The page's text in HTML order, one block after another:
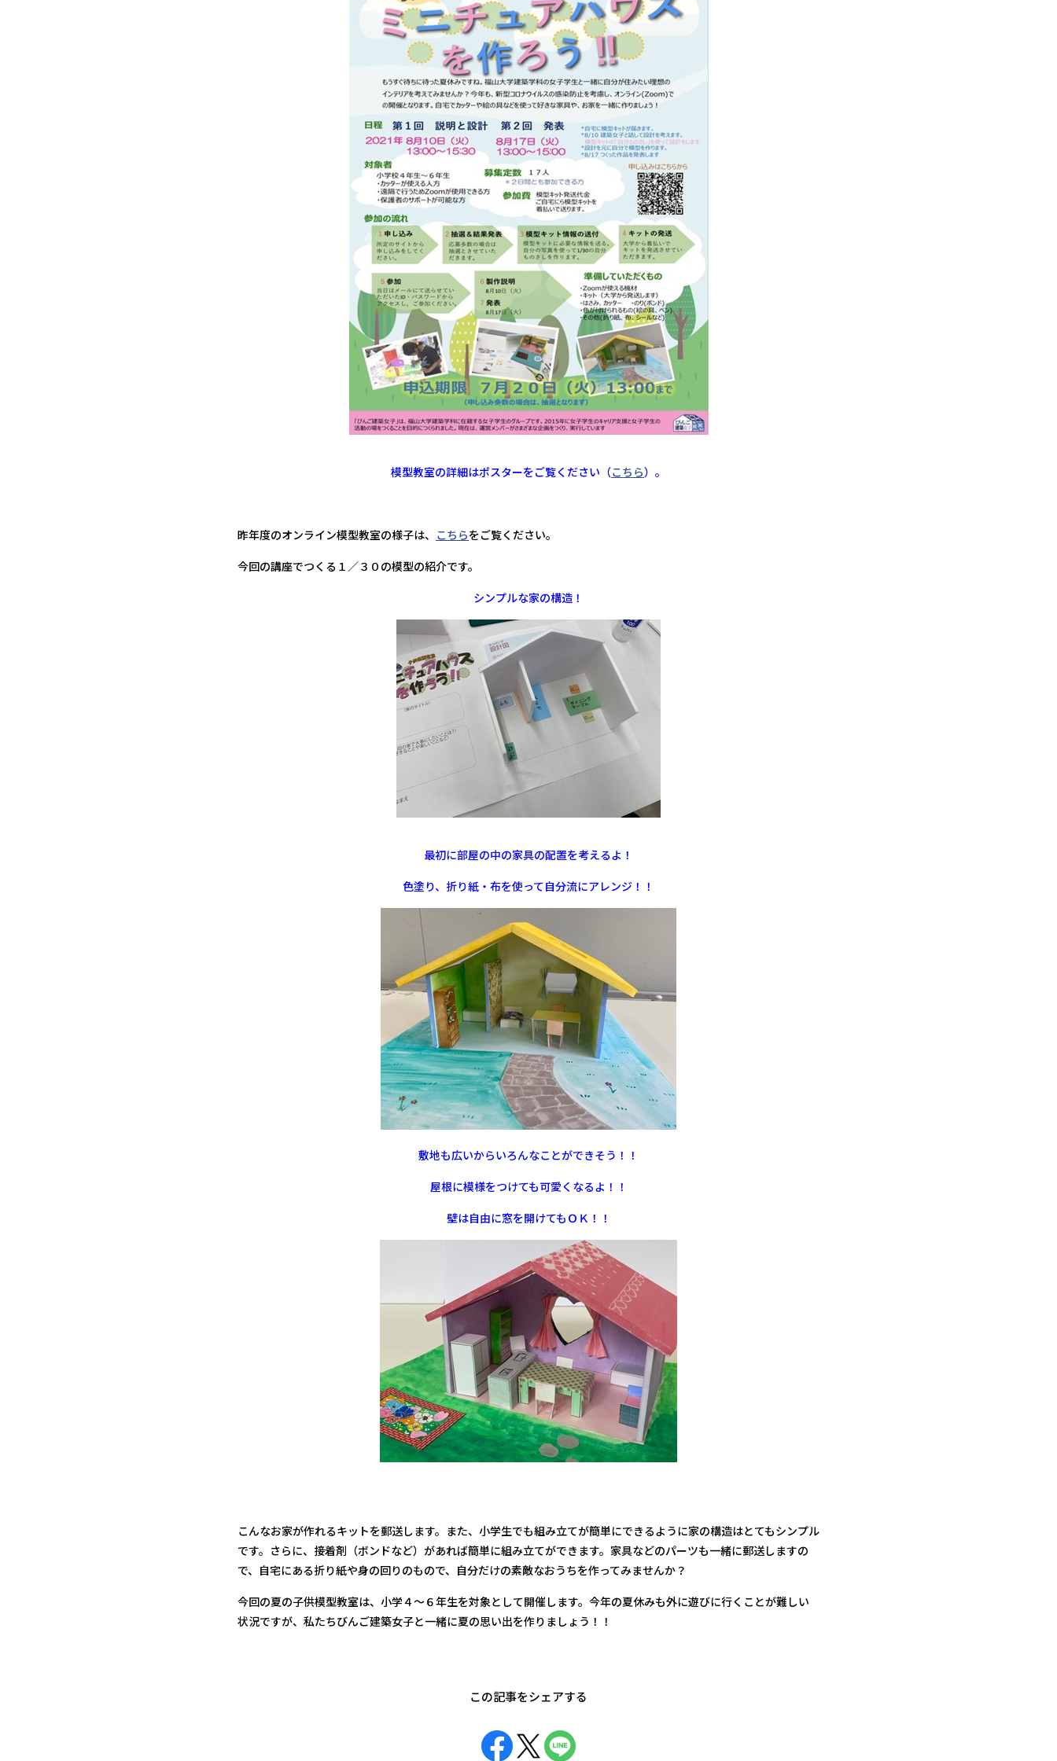
模型教室の詳細はポスターをご覧ください（こちら）。
昨年度のオンライン模型教室の様子は、 こちらをご覧ください。
今回の講座でつくる１／３０の模型の紹介です。
シンプルな家の構造！
最初に部屋の中の家具の配置を考えるよ！
色塗り、折り紙・布を使って自分流にアレンジ！！
敷地も広いからいろんなことができそう！！
屋根に模様をつけても可愛くなるよ！！
壁は自由に窓を開けてもＯＫ！！
こんなお家が作れるキットを郵送します。また、小学生でも組み立てが簡単にできるように家の構造はとてもシンプル
です。さらに、接着剤（ボンドなど）があれば簡単に組み立てができます。家具などのパーツも一緒に郵送しますの
で、自宅にある折り紙や身の回りのもので、自分だけの素敵なおうちを作ってみませんか？
今回の夏の子供模型教室は、小学４～６年生を対象として開催します。今年の夏休みも外に遊びに行くことが難しい
状況ですが、私たちびんご建築女子と一緒に夏の思い出を作りましょう！！
この記事をシェアする